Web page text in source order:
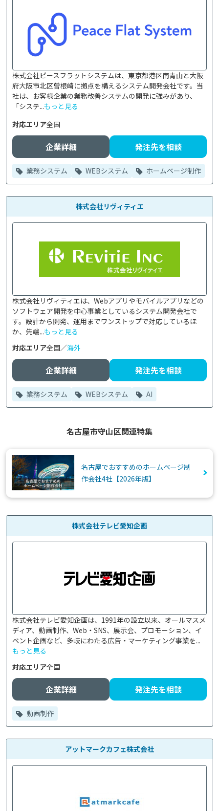
株式会社ピースフラットシステムは、東京都港区南青山と大阪
府大阪市北区曽根崎に拠点を構えるシステム開発会社です。当
社は、お客様企業の業務改善システムの開発に強みがあり、
「システ...もっと見る
対応エリア全国
企業詳細 発注先を相談
業務システム WEBシステム ホームページ制作
株式会社リヴィティエ
株式会社リヴィティエは、Webアプリやモバイルアプリなどの
ソフトウェア開発を中心事業としているシステム開発会社で
す。設計から開発、運用までワンストップで対応しているほ
か、先端...もっと見る
対応エリア全国／海外
企業詳細 発注先を相談
業務システム WEBシステム AI
名古屋市守山区関連特集
名古屋でおすすめのホームページ制
作会社4社【2026年版】
株式会社テレビ愛知企画
株式会社テレビ愛知企画は、1991年の設立以来、オールマスメ
ディア、動画制作、Web・SNS、展示会、プロモーション、イ
ベント企画など、多岐にわたる広告・マーケティング事業を...
もっと見る
対応エリア全国
企業詳細 発注先を相談
動画制作
アットマークカフェ株式会社